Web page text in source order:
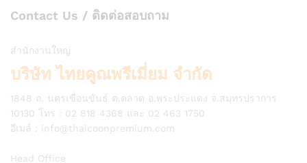
Contact Us / ติดต่อสอบถาม
สำนักงานใหญ่
บริษัท ไทยคูณพรีเมี่ยม จำกัด
1848 ถ. นครเขื่อนขันธ์ ต.ตลาด อ.พระประแดง จ.สมุทรปราการ
10130 โทร : 02 818 4368 และ 02 463 1750
อีเมล์ : info@thaicoonpremium.com
Head Office